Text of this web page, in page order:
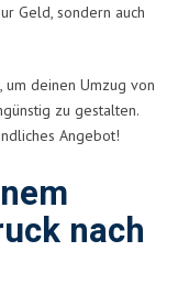
Geld, sondern auch
um deinen Umzug von
zu gestalten.
Angebot!
nach